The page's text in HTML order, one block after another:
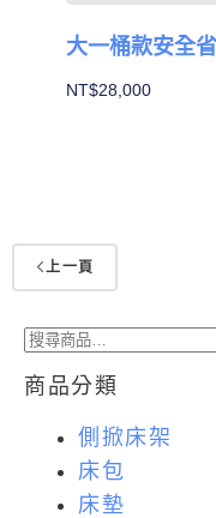
商品分類
側掀床架
床包
床墊
大一桶款安全
NT$28,000
上一頁